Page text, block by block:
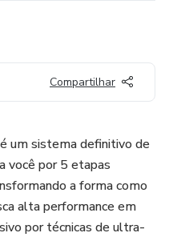
Compartilhar
um sistema definitivo de
você por 5 etapas
a forma como
alta performance em
por técnicas de ultra-